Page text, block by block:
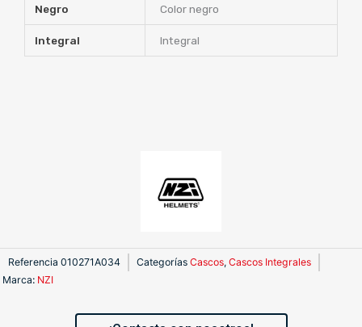
Negro Color negro
Integral Integral
Referencia 010271A034 Categorías Cascos, Cascos Integrales
Marca: NZI